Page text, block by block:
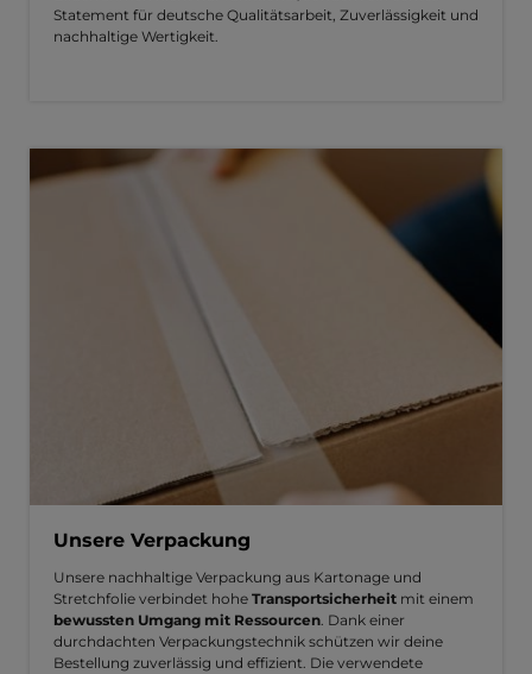
Statement für deutsche Qualitätsarbeit, Zuverlässigkeit und
nachhaltige Wertigkeit.
Unsere Verpackung
Unsere nachhaltige Verpackung aus Kartonage und
Stretchfolie verbindet hohe Transportsicherheit mit einem
bewussten Umgang mit Ressourcen. Dank einer
durchdachten Verpackungstechnik schützen wir deine
Bestellung zuverlässig und effizient. Die verwendete